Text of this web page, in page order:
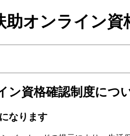
オンライン資
ン資格確認制度につ
なります